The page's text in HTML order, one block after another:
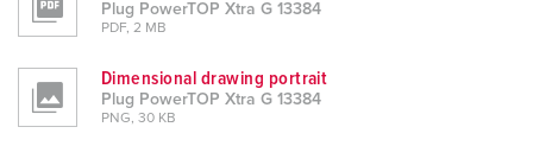
Plug PowerTOP Xtra G 13384
PDF, 2 MB
Dimensional drawing portrait
Plug PowerTOP Xtra G 13384
PNG, 30 KB